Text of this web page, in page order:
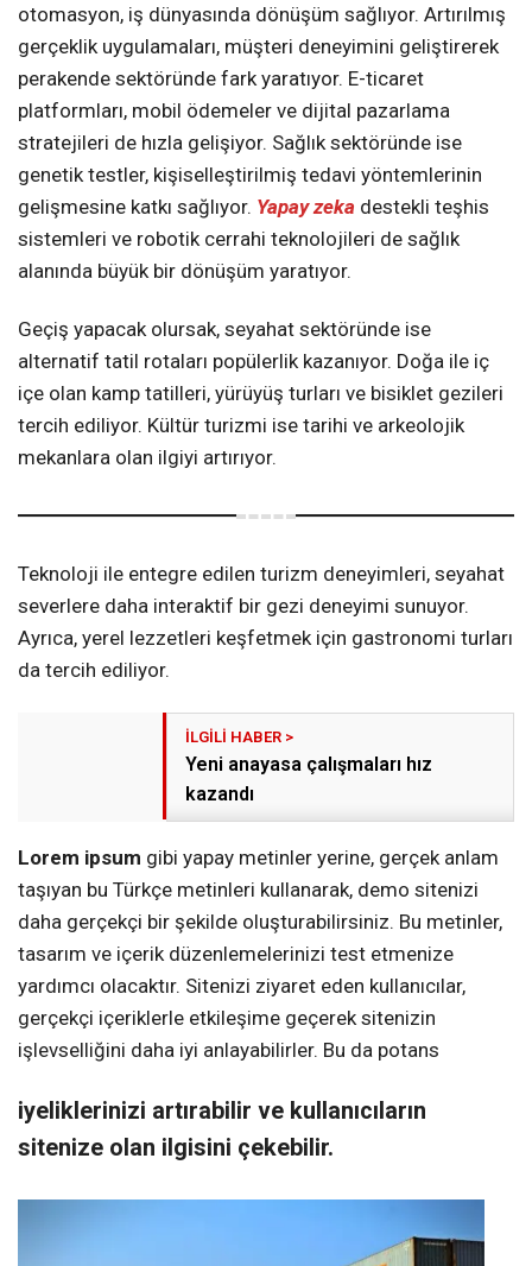
otomasyon, iş dünyasında dönüşüm sağlıyor. Artırılmış
gerçeklik uygulamaları, müşteri deneyimini geliştirerek
perakende sektöründe fark yaratıyor. E-ticaret
platformları, mobil ödemeler ve dijital pazarlama
stratejileri de hızla gelişiyor. Sağlık sektöründe ise
genetik testler, kişiselleştirilmiş tedavi yöntemlerinin
gelişmesine katkı sağlıyor. Yapay zeka destekli teşhis
sistemleri ve robotik cerrahi teknolojileri de sağlık
alanında büyük bir dönüşüm yaratıyor.
Geçiş yapacak olursak, seyahat sektöründe ise
alternatif tatil rotaları popülerlik kazanıyor. Doğa ile iç
içe olan kamp tatilleri, yürüyüş turları ve bisiklet gezileri
tercih ediliyor. Kültür turizmi ise tarihi ve arkeolojik
mekanlara olan ilgiyi artırıyor.
Teknoloji ile entegre edilen turizm deneyimleri, seyahat
severlere daha interaktif bir gezi deneyimi sunuyor.
Ayrıca, yerel lezzetleri keşfetmek için gastronomi turları
da tercih ediliyor.
Yeni anayasa çalışmaları hız
kazandı
Lorem ipsum gibi yapay metinler yerine, gerçek anlam
taşıyan bu Türkçe metinleri kullanarak, demo sitenizi
daha gerçekçi bir şekilde oluşturabilirsiniz. Bu metinler,
tasarım ve içerik düzenlemelerinizi test etmenize
yardımcı olacaktır. Sitenizi ziyaret eden kullanıcılar,
gerçekçi içeriklerle etkileşime geçerek sitenizin
işlevselliğini daha iyi anlayabilirler. Bu da potans
iyeliklerinizi artırabilir ve kullanıcıların
sitenize olan ilgisini çekebilir.